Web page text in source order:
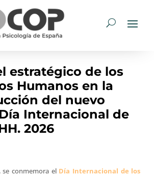
estratégico de los
Humanos en la
del nuevo
Internacional de
2026
se conmemora el Día Internacional de los